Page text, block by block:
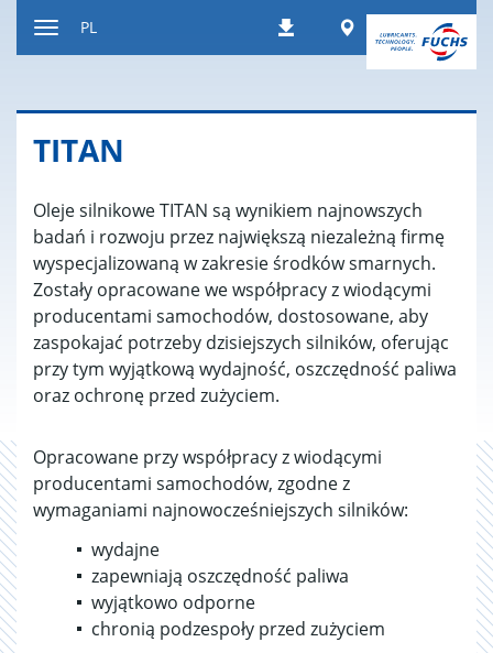
treści
PobieraniaWorldwide
PL
TITAN
Oleje silnikowe TITAN są wynikiem najnowszych
badań i rozwoju przez największą niezależną firmę
wyspecjalizowaną w zakresie środków smarnych.
Zostały opracowane we współpracy z wiodącymi
producentami samochodów, dostosowane, aby
zaspokajać potrzeby dzisiejszych silników, oferując
przy tym wyjątkową wydajność, oszczędność paliwa
oraz ochronę przed zużyciem.
Opracowane przy współpracy z wiodącymi
producentami samochodów, zgodne z
wymaganiami najnowocześniejszych silników:
wydajne
zapewniają oszczędność paliwa
wyjątkowo odporne
chronią podzespoły przed zużyciem